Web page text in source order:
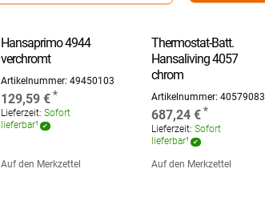
Hansaprimo 4944
verchromt
Artikelnummer:49450103
129,59 €
Lieferzeit: Sofort
lieferbar¹
Auf den Merkzettel
Thermostat-Batt.
Hansaliving 4057
chrom
Artikelnummer: 40579083
687,24 €
Lieferzeit: Sofort
lieferbar¹
Auf den Merkzettel